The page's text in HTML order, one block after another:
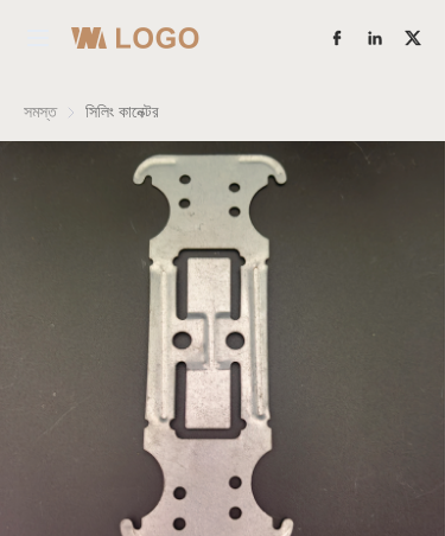
আরও জানুন
সমস্ত সিলিং কানেক্টর
ব্লগ
আমাদের সাথে যোগাযোগ করুন